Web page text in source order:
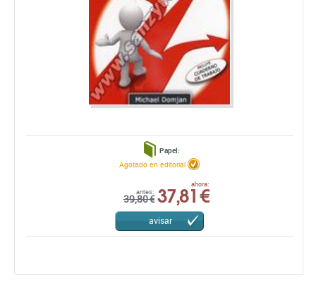
Papel:
Agotado en editorial
avisar